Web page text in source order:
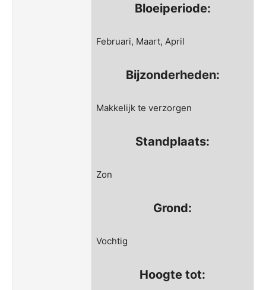
Bloeiperiode:
Februari, Maart, April
Bijzonderheden:
Makkelijk te verzorgen
Standplaats:
Zon
Grond:
Vochtig
Hoogte tot: